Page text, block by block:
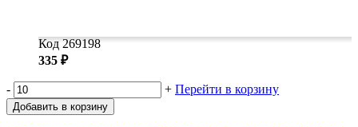
Код 269198
335 ₽
- + Перейти в корзину
Добавить в корзину